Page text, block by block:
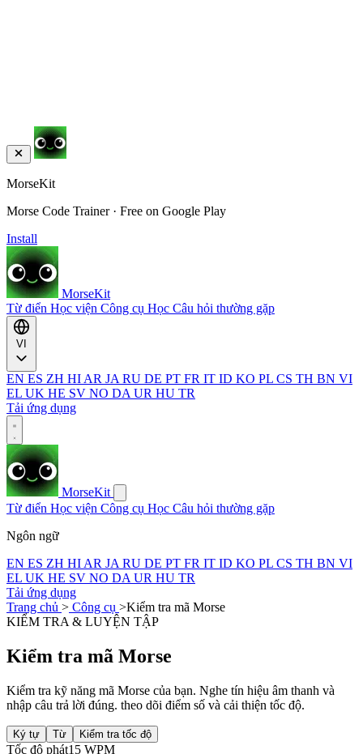
MorseKit
Morse Code Trainer · Free on Google Play
Install
MorseKit
Từ điển Học viện Công cụ Học Câu hỏi thường gặp
EN ES ZH HI AR JA RU DE PT FR IT ID KO PL CS TH BN VI
EL UK HE SV NO DA UR HU TR
Tải ứng dụng
MorseKit
Từ điển Học viện Công cụ Học Câu hỏi thường gặp
Ngôn ngữ
EN ES ZH HI AR JA RU DE PT FR IT ID KO PL CS TH BN VI
EL UK HE SV NO DA UR HU TR
Tải ứng dụng
Trang chủ > Công cụ >Kiểm tra mã Morse
KIỂM TRA & LUYỆN TẬP
Kiểm tra mã Morse
Kiểm tra kỹ năng mã Morse của bạn. Nghe tín hiệu âm thanh và
nhập câu trả lời đúng. theo dõi điểm số và cải thiện tốc độ.
Ký tự Từ Kiểm tra tốc độ
Tốc độ phát15 WPM